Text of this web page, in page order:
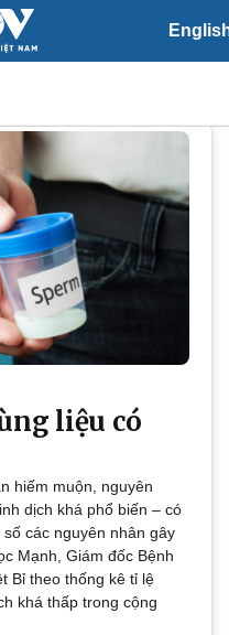
Xã hội
Tin 24h
Dự báo thời tiết
Giáo dục
Dấu ấn VOV
Việc làm
Biển đảo
Multimedia
Video
Ảnh
E-Magazine
Infographic
liệu có
hiếm muộn, nguyên
dịch khá phổ biến – có
các nguyên nhân gây
Mạnh, Giám đốc Bệnh
Bỉ theo thống kê tỉ lệ
khá thấp trong cộng